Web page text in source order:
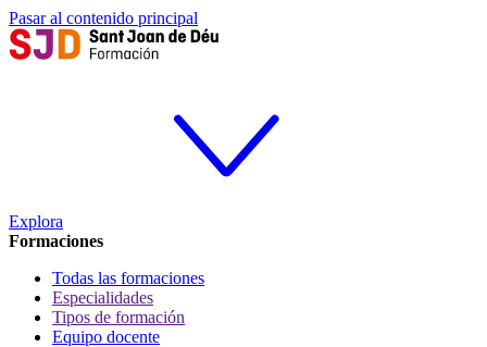
Pasar al contenido principal
Explora
Formaciones
Todas las formaciones
Especialidades
Tipos de formación
Equipo docente